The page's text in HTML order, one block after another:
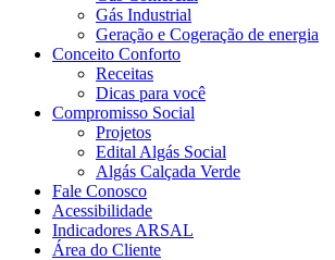
Gás Industrial
Geração e Cogeração de energia
Conceito Conforto
Receitas
Dicas para você
Compromisso Social
Projetos
Edital Algás Social
Algás Calçada Verde
Fale Conosco
Acessibilidade
Indicadores ARSAL
Área do Cliente